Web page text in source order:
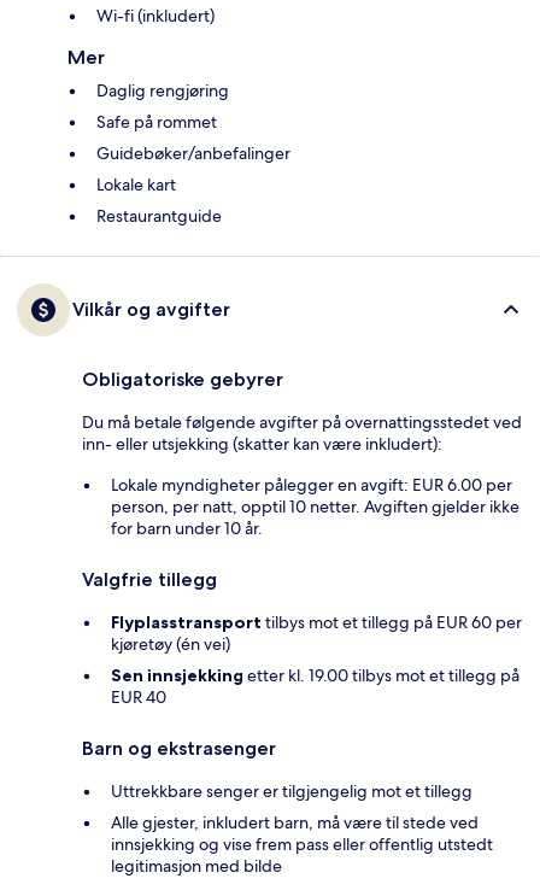
Wi-fi (inkludert)
Mer
Daglig rengjøring
Safe på rommet
Guidebøker/anbefalinger
Lokale kart
Restaurantguide
Vilkår og avgifter
Obligatoriske gebyrer
Du må betale følgende avgifter på overnattingsstedet ved
inn- eller utsjekking (skatter kan være inkludert):
Lokale myndigheter pålegger en avgift: EUR 6.00 per
person, per natt, opptil 10 netter. Avgiften gjelder ikke
for barn under 10 år.
Valgfrie tillegg
Flyplasstransport tilbys mot et tillegg på EUR 60 per
kjøretøy (én vei)
Sen innsjekking etter kl. 19.00 tilbys mot et tillegg på
EUR 40
Barn og ekstrasenger
Uttrekkbare senger er tilgjengelig mot et tillegg
Alle gjester, inkludert barn, må være til stede ved
innsjekking og vise frem pass eller offentlig utstedt
legitimasjon med bilde